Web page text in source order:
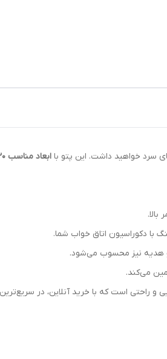
سرد خواهید داشت. این پتو با ابعاد مناسب 220×160 سانتی‌متر
با دکوراسیون اتاق خواب شما.
هدیه نیز محسوب می‌شود.
می‌کند.
و راحتی است که با خرید آنلاین، در